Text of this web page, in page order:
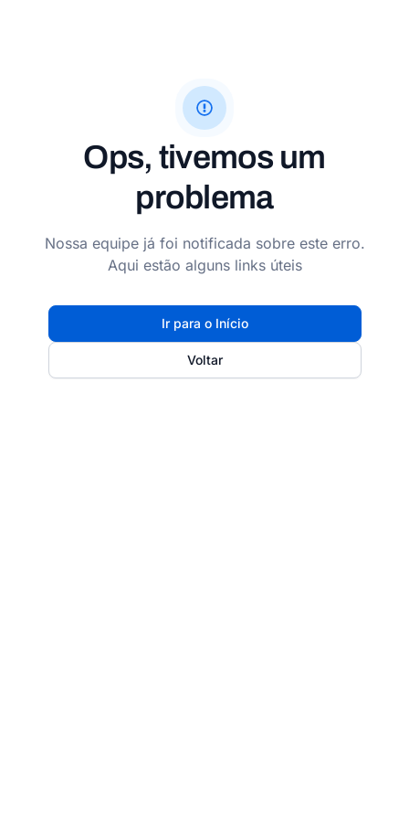
Ops, tivemos um
problema
Nossa equipe já foi notificada sobre este erro.
Aqui estão alguns links úteis
Ir para o Início
Voltar